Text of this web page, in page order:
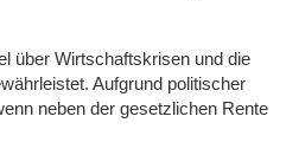
über Wirtschaftskrisen und die
Aufgrund politischer
neben der gesetzlichen Rente